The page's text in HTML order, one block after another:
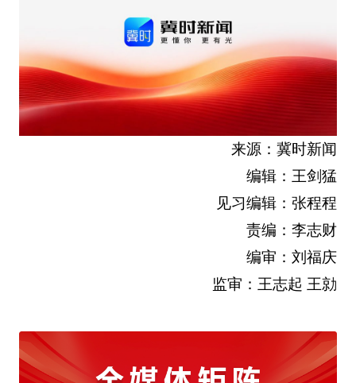
来源：冀时新闻
编辑：王剑猛
见习编辑：张程程
责编：李志财
编审：刘福庆
监审：王志起 王勍